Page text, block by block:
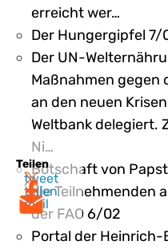
Teilen
tweet
teilen
mail
erreicht wer…
Der Hungergipfel 7/
Der UN-
Maßnahmen gegen
an den neuen
Weltbank delegiert.
Ni…
Botschaft von
die Teilnehmenden
der FAO 6/02
Portal der